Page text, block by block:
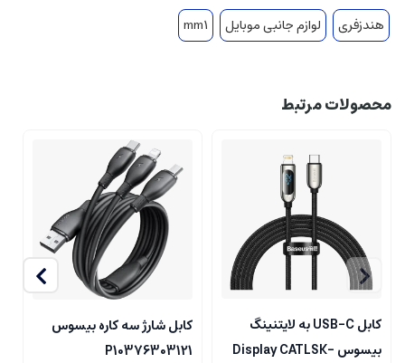
هندزفری
لوازم جانبی موبایل mm1
محصولات مرتبط
کابل USB-C به لایتنینگ
بیسوس Display CATLSK-
کابل شارژ سه کاره بیسوس
P10376303121